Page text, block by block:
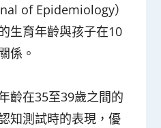
of Epidemiology）
生育年齡與孩子在10
係。
齡在35至39歲之間的
知測試時的表現，優